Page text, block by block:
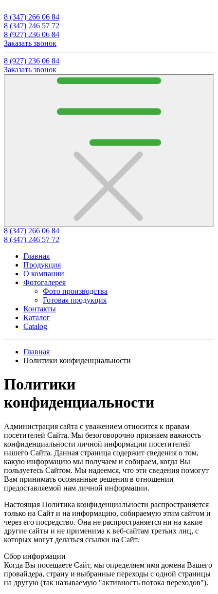
8 (347) 266 06 84
8 (347) 246 57 72
8 (927) 236 06 84
Заказать звонок
8 (927) 236 06 84
Заказать звонок
8 (347) 266 06 84
8 (347) 246 57 72
Главная
Продукция
О компании
Фотогалерея
Фото производства
Готовая продукция
Контакты
Каталог
Catalog
Главная
Политики конфиденциальности
Политики
конфиденциальности
Администрация сайта с уважением относится к правам
посетителей Сайта. Мы безоговорочно признаем важность
конфиденциальности личной информации посетителей
нашего Сайта. Данная страница содержит сведения о том,
какую информацию мы получаем и собираем, когда Вы
пользуетесь Сайтом. Мы надеемся, что эти сведения помогут
Вам принимать осознанные решения в отношении
предоставляемой нам личной информации.
Настоящая Политика конфиденциальности распространяется
только на Сайт и на информацию, собираемую этим сайтом и
через его посредство. Она не распространяется ни на какие
другие сайты и не применима к веб-сайтам третьих лиц, с
которых могут делаться ссылки на Сайт.
Сбор информации
Когда Вы посещаете Сайт, мы определяем имя домена Вашего
провайдера, страну и выбранные переходы с одной страницы
на другую (так называемую "активность потока переходов").